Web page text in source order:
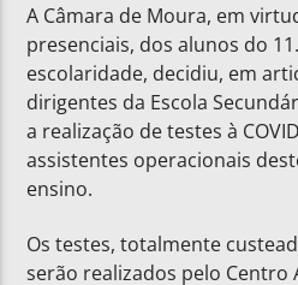
A Câmara de Moura, em
presenciais, dos alunos do
escolaridade, decidiu, em
dirigentes da Escola
a realização de testes à
assistentes operacionais
ensino.
Os testes, totalmente
serão realizados pelo Centro